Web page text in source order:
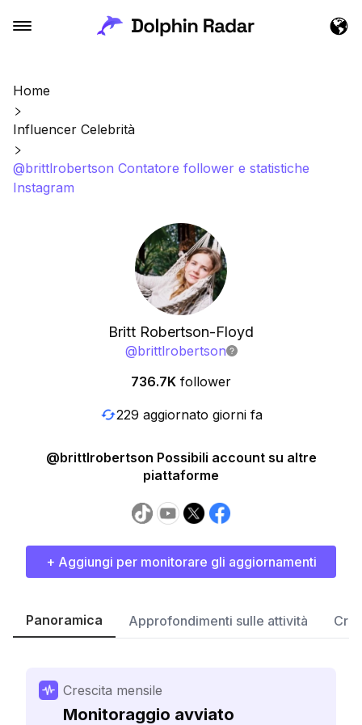
Home
Influencer Celebrità
@brittlrobertson Contatore follower e statistiche
Instagram
Britt Robertson-Floyd
@brittlrobertson
736.7K follower
229 aggiornato giorni fa
@brittlrobertson Possibili account su altre
piattaforme
+ Aggiungi per monitorare gli aggiornamenti
Panoramica Approfondimenti sulle attività
Crescita mensile
Monitoraggio avviato